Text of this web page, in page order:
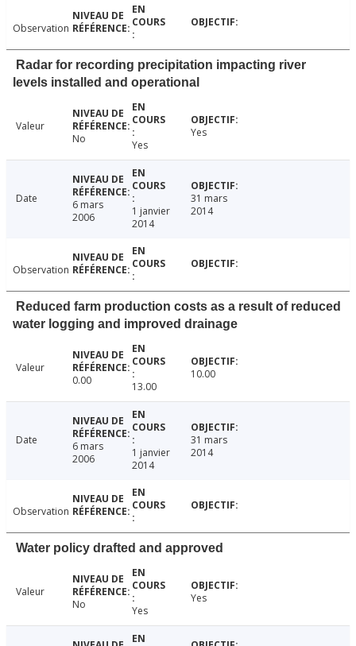
Observation
Radar for recording precipitation impacting river
levels installed and operational
Valeur
No
Yes
Yes
Date
6 mars
2006
1 janvier
2014
31 mars
2014
Observation
Reduced farm production costs as a result of reduced
water logging and improved drainage
Valeur
0.00
13.00
10.00
Date
6 mars
2006
1 janvier
2014
31 mars
2014
Observation
Water policy drafted and approved
Valeur
No
Yes
Yes